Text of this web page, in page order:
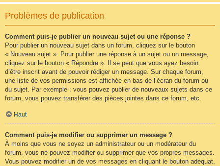
Problèmes de publication
Comment puis-je publier un nouveau sujet ou une réponse ?
Pour publier un nouveau sujet dans un forum, cliquez sur le bouton
« Nouveau sujet ». Pour publier une réponse à un sujet ou un message,
cliquez sur le bouton « Répondre ». Il se peut que vous ayez besoin
d’être inscrit avant de pouvoir rédiger un message. Sur chaque forum,
une liste de vos permissions est affichée en bas de l’écran du forum ou
du sujet. Par exemple : vous pouvez publier de nouveaux sujets dans ce
forum, vous pouvez transférer des pièces jointes dans ce forum, etc.
Haut
Comment puis-je modifier ou supprimer un message ?
À moins que vous ne soyez un administrateur ou un modérateur du
forum, vous ne pouvez modifier ou supprimer que vos propres messages.
Vous pouvez modifier un de vos messages en cliquant le bouton adéquat,